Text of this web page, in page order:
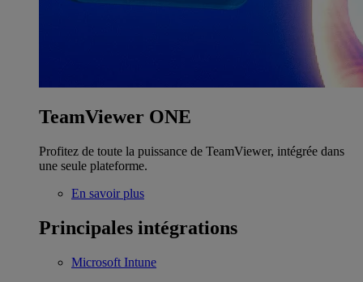
TeamViewer ONE
Profitez de toute la puissance de TeamViewer, intégrée dans
une seule plateforme.
En savoir plus
Principales intégrations
Microsoft Intune